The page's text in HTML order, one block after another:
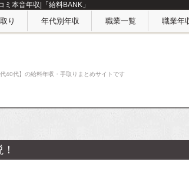
本音年収|「給料BANK」
り 年代別年収 職業一覧 職業年
40代】の給料年収・手取りまとめサイトです